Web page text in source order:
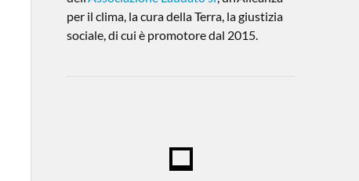
per il clima, la cura della Terra, la giustizia
sociale, di cui è promotore dal 2015.